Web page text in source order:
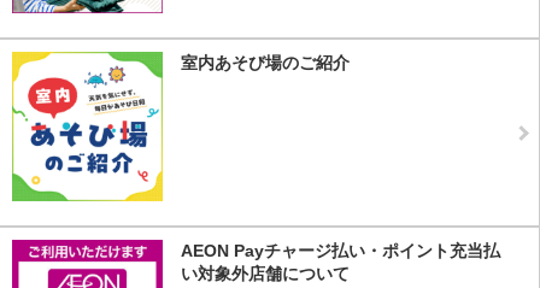
室内あそび場のご紹介
AEON Payチャージ払い・ポイント充当払
い対象外店舗について